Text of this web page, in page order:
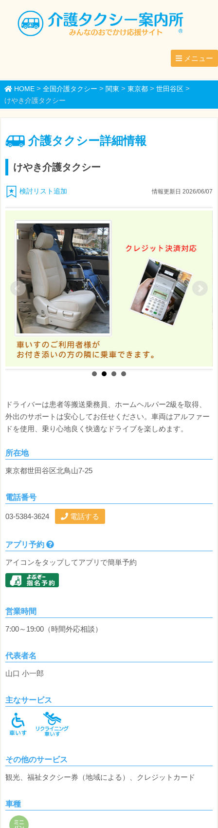
メニュー
HOME> 全国介護タクシー > 関東 > 東京都> 世田谷区>
けやき介護タクシー
介護タクシー詳細情報
けやき介護タクシー
検討リスト追加 情報更新日 2026/06/07
ドライバーは患者等搬送乗務員、ホームヘルパー2級を取得、
外出のサポートは安心してお任せください。車両はアルファー
ドを使用、乗り心地良く快適なドライブを楽しめます。
所在地
東京都世田谷区北鳥山7-25
電話番号
03-5384-3624 電話する
アプリ予約
アイコンをタップしてアプリで簡単予約
営業時間
7:00～19:00（時間外応相談）
代表者名
山口 小一郎
主なサービス
その他のサービス
観光、福祉タクシー券（地域による）、クレジットカード
車種